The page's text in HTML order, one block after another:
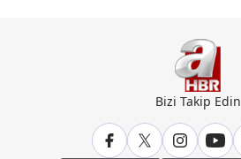
Bizi Takip Edin